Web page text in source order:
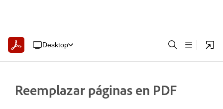
Desktop
Reemplazar páginas en PDF